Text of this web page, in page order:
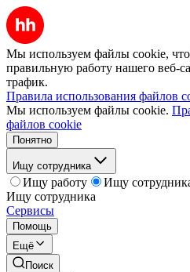
Мы используем файлы cookie,
правильную работу нашего веб-
трафик.
Правила использования файлов
Мы используем файлы cookie.
файлов cookie
Понятно
Ищу сотрудника
Ищу работу
Ищу
Ищу сотрудника
Сервисы
Помощь
Ещё
Поиск